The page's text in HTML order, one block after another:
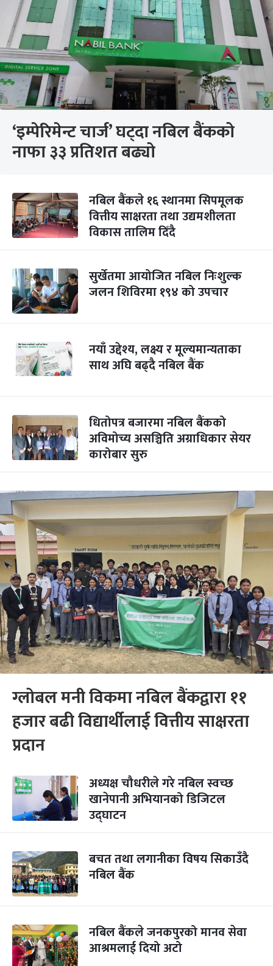
‘इम्पेरिमेन्ट चार्ज’ घट्दा नबिल बैंकको
नाफा ३३ प्रतिशत बढ्यो
नबिल बैंकले १६ स्थानमा सिपमूलक
वित्तीय साक्षरता तथा उद्यमशीलता
विकास तालिम दिँदै
सुर्खेतमा आयोजित नबिल निःशुल्क
जलन शिविरमा १९४ को उपचार
नयाँ उद्देश्य, लक्ष्य र मूल्यमान्यताका
साथ अघि बढ्दै नबिल बैंक
धितोपत्र बजारमा नबिल बैंकको
अविमोच्य असञ्चिति अग्राधिकार सेयर
कारोबार सुरु
ग्लोबल मनी विकमा नबिल बैंकद्वारा ११
हजार बढी विद्यार्थीलाई वित्तीय साक्षरता
प्रदान
अध्यक्ष चौधरीले गरे नबिल स्वच्छ
खानेपानी अभियानको डिजिटल
उद्घाटन
बचत तथा लगानीका विषय सिकाउँदै
नबिल बैंक
नबिल बैंकले जनकपुरको मानव सेवा
आश्रमलाई दियो अटो